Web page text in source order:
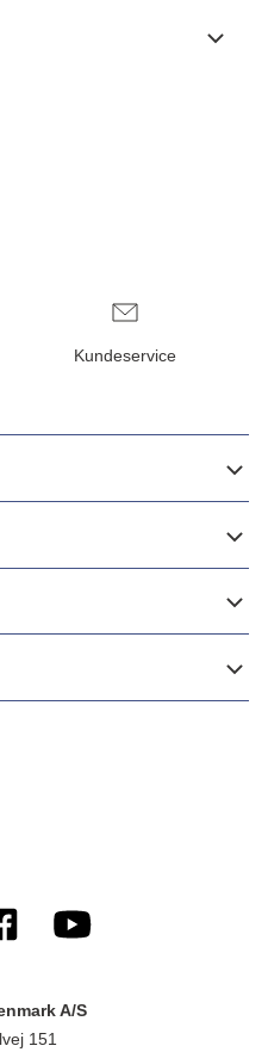
Kundeservice
A/S
151